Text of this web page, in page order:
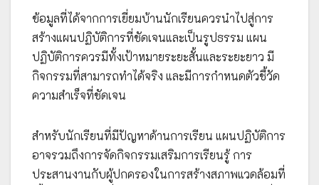
ข้อมูลที่ได้จากการเยี่ยมบ้านนักเรียนควรนำไปสู่การ
สร้างแผนปฏิบัติการที่ชัดเจนและเป็นรูปธรรม แผน
ปฏิบัติการควรมีทั้งเป้าหมายระยะสั้นและระยะยาว มี
กิจกรรมที่สามารถทำได้จริง และมีการกำหนดตัวชี้วัด
ความสำเร็จที่ชัดเจน
สำหรับนักเรียนที่มีปัญหาด้านการเรียน แผนปฏิบัติการ
อาจรวมถึงการจัดกิจกรรมเสริมการเรียนรู้ การ
ประสานงานกับผู้ปกครองในการสร้างสภาพแวดล้อมที่